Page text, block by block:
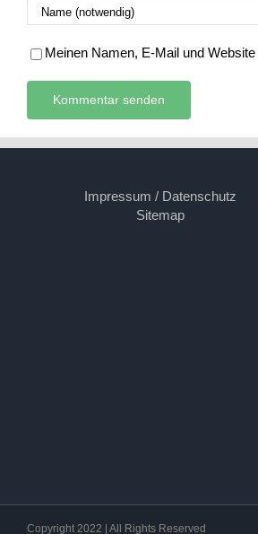
Meinen Namen, E-Mail und
Impressum / Datenschutz
Sitemap
Copyright 2022 | All Rights Reserved